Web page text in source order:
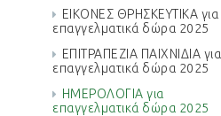
ΕΙΚΟΝΕΣ ΘΡΗΣΚΕΥΤΙΚΑ για
επαγγελματικά δώρα 2025
ΕΠΙΤΡΑΠΕΖΙΑ ΠΑΙΧΝΙΔΙΑ για
επαγγελματικά δώρα 2025
ΗΜΕΡΟΛΟΓΙΑ για
επαγγελματικά δώρα 2025